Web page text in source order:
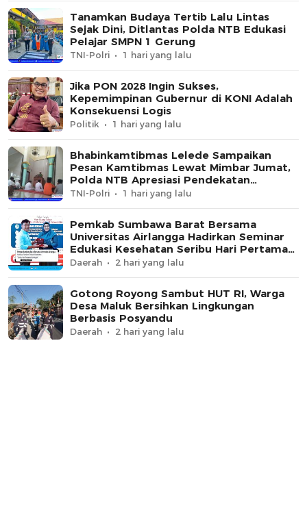
Tanamkan Budaya Tertib Lalu Lintas
Sejak Dini, Ditlantas Polda NTB Edukasi
Pelajar SMPN 1 Gerung
TNI-Polri 1 hari yang lalu
Jika PON 2028 Ingin Sukses,
Kepemimpinan Gubernur di KONI Adalah
Konsekuensi Logis
Politik 1 hari yang lalu
Bhabinkamtibmas Lelede Sampaikan
Pesan Kamtibmas Lewat Mimbar Jumat,
Polda NTB Apresiasi Pendekatan
Keagamaan
TNI-Polri 1 hari yang lalu
Pemkab Sumbawa Barat Bersama
Universitas Airlangga Hadirkan Seminar
Edukasi Kesehatan Seribu Hari Pertama
Kehidupan
Daerah 2 hari yang lalu
Gotong Royong Sambut HUT RI, Warga
Desa Maluk Bersihkan Lingkungan
Berbasis Posyandu
Daerah 2 hari yang lalu